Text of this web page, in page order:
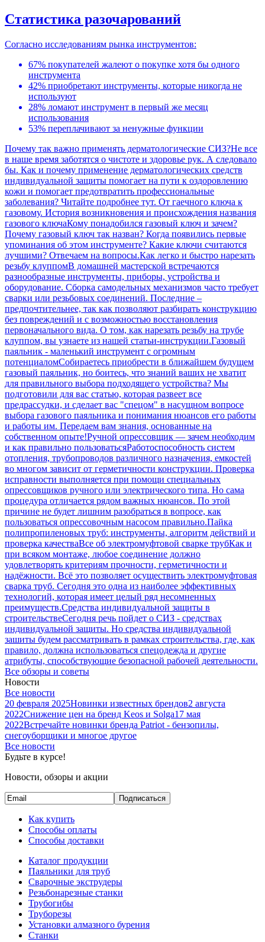
Статистика разочарований
Согласно исследованиям рынка инструментов:
67% покупателей жалеют о покупке хотя бы одного
инструмента
42% приобретают инструменты, которые никогда не
используют
28% ломают инструмент в первый же месяц
использования
53% переплачивают за ненужные функции
Почему так важно применять дерматологические СИЗ?Не все
в наше время заботятся о чистоте и здоровье рук. А следовало
бы. Как и почему применение дерматологических средств
индивидуальной защиты помогает на пути к оздоровлению
кожи и помогает предотвратить профессиональные
заболевания? Читайте подробнее тут. От гаечного ключа к
газовому. История возникновения и происхождения названия
газового ключаКому понадобился газовый ключ и зачем?
Почему газовый ключ так назван? Когда появились первые
упоминания об этом инструменте? Какие ключи считаются
лучшими? Отвечаем на вопросы.Как легко и быстро нарезать
резьбу клуппомВ домашней мастерской встречаются
разнообразные инструменты, приборы, устройства и
оборудование. Сборка самодельных механизмов часто требует
сварки или резьбовых соединений. Последние –
предпочтительнее, так как позволяют разбирать конструкцию
без повреждений и с возможностью восстановления
первоначального вида. О том, как нарезать резьбу на трубе
клуппом, вы узнаете из нашей статьи-инструкции.Газовый
паяльник - маленький инструмент с огромным
потенциаломСобираетесь приобрести в ближайшем будущем
газовый паяльник, но боитесь, что знаний ваших не хватит
для правильного выбора подходящего устройства? Мы
подготовили для вас статью, которая развеет все
предрассудки, и сделает вас "спецом" в насущном вопросе
выбора газового паяльника и понимания нюансов его работы
и работы им. Передаем вам знания, основанные на
собственном опыте!Ручной опрессовщик — зачем необходим
и как правильно пользоватьсяРаботоспособность систем
отопления, трубопроводов различного назначения, емкостей
во многом зависит от герметичности конструкции. Проверка
исправности выполняется при помощи специальных
опрессовщиков ручного или электрического типа. Но сама
процедура отличается рядом важных нюансов. По этой
причине не будет лишним разобраться в вопросе, как
пользоваться опрессовочным насосом правильно.Пайка
полипропиленовых труб: инструменты, алгоритм действий и
проверка качестваВсе об электромуфтовой сварке трубКак и
при всяком монтаже, любое соединение должно
удовлетворять критериям прочности, герметичности и
надёжности. Всё это позволяет осуществить электромуфтовая
сварка труб. Сегодня это одна из наиболее эффективных
технологий, которая имеет целый ряд несомненных
преимуществ.Средства индивидуальной защиты в
строительствеСегодня речь пойдет о СИЗ - средствах
индивидуальной защиты. Но средства индивидуальной
зашиты будем рассматривать в рамках строительства, где, как
правило, должна использоваться спецодежда и другие
атрибуты, способствующие безопасной рабочей деятельности.
Все обзоры и советы
Новости
Все новости
20 февраля 2025Новинки известных брендов2 августа
2022Снижение цен на бренд Keos и Solga17 мая
2022Встречайте новинки бренда Patriot - бензопилы,
снегоуборщики и многое другое
Все новости
Будьте в курсе!
Новости, обзоры и акции
Подписаться
Как купить
Способы оплаты
Способы доставки
Каталог продукции
Паяльники для труб
Сварочные экструдеры
Резьбонарезные станки
Трубогибы
Труборезы
Установки алмазного бурения
Станки